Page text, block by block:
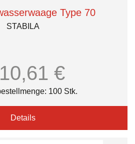
Type 70
STABILA
10,61 €
100 Stk.
Details